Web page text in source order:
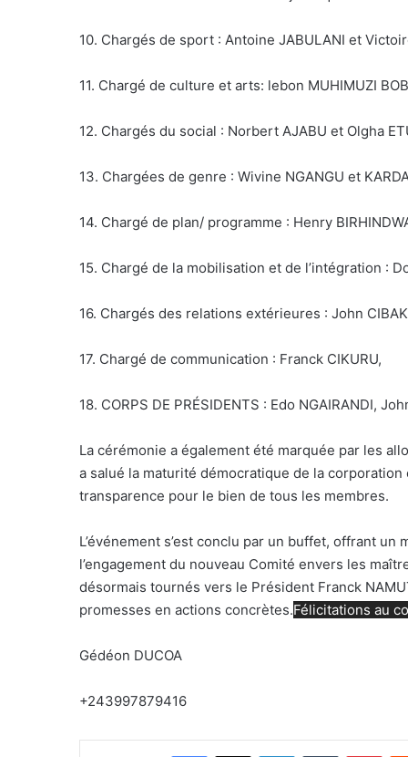
10. Chargés de sport : Antoine JABULANI et
11. Chargé de culture et arts: lebon MUHIMUZI
12. Chargés du social : Norbert AJABU et Olgha
13. Chargées de genre : Wivine NGANGU et
14. Chargé de plan/ programme : Henry
15. Chargé de la mobilisation et de l’intégration :
16. Chargés des relations extérieures : John
17. Chargé de communication : Franck CIKURU,
18. CORPS DE PRÉSIDENTS : Edo NGAIRANDI,
La cérémonie a également été marquée par les
a salué la maturité démocratique de la
transparence pour le bien de tous les membres.
L’événement s’est conclu par un buffet, offrant
l’engagement du nouveau Comité envers les
désormais tournés vers le Président Franck
promesses en actions concrètes.Félicitations au
Gédéon DUCOA
+243997879416